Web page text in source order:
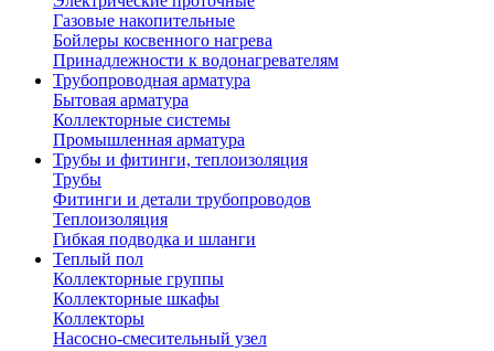
Газовые накопительные
Бойлеры косвенного нагрева
Принадлежности к водонагревателям
Трубопроводная арматура
Бытовая арматура
Коллекторные системы
Промышленная арматура
Трубы и фитинги, теплоизоляция
Трубы
Фитинги и детали трубопроводов
Теплоизоляция
Гибкая подводка и шланги
Теплый пол
Коллекторные группы
Коллекторные шкафы
Коллекторы
Насосно-смесительный узел